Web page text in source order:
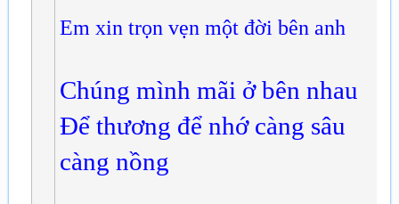
Em xin trọn vẹn một đời bên anh
Chúng mình mãi ở bên nhau
Để thương để nhớ càng sâu
càng nồng